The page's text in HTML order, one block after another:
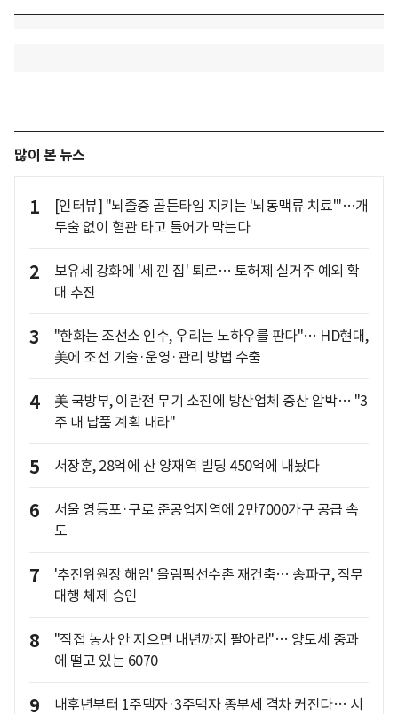
많이 본 뉴스
1
[인터뷰] "뇌졸중 골든타임 지키는 '뇌동맥류 치료'"…개
두술 없이 혈관 타고 들어가 막는다
2
보유세 강화에 '세 낀 집' 퇴로… 토허제 실거주 예외 확
대 추진
3
"한화는 조선소 인수, 우리는 노하우를 판다"… HD현대,
美에 조선 기술·운영·관리 방법 수출
4
美 국방부, 이란전 무기 소진에 방산업체 증산 압박… "3
주 내 납품 계획 내라"
5 서장훈, 28억에 산 양재역 빌딩 450억에 내놨다
6
서울 영등포·구로 준공업지역에 2만7000가구 공급 속
도
7
'추진위원장 해임' 올림픽선수촌 재건축… 송파구, 직무
대행 체제 승인
8
"직접 농사 안 지으면 내년까지 팔아라"… 양도세 중과
에 떨고 있는 6070
9 내후년부터 1주택자·3주택자 종부세 격차 커진다… 시